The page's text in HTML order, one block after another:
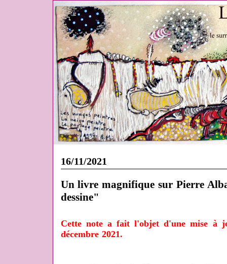
16/11/2021
Un livre magnifique sur Pierre
dessine"
Cette note a fait l'objet d'une mise à
décembre 2021.